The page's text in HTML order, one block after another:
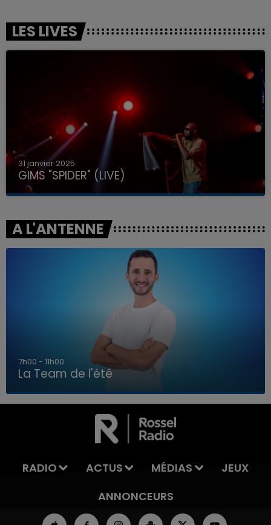
LA TEAM DE L'ÉTÉ
LES LIVES
31 janvier 2025
GIMS "SPIDER" (LIVE)
A L'ANTENNE
7h00 - 11h00
La Team de l'été
RADIO ACTUS MÉDIAS
JEUX
ANNONCEURS